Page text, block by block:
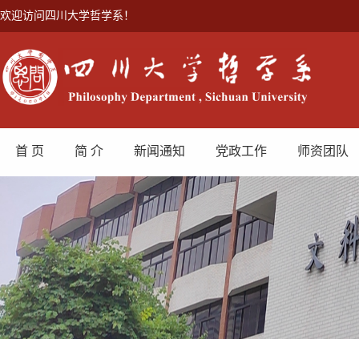
欢迎访问四川大学哲学系！
首 页 简 介 新闻通知 党政工作 师资团队